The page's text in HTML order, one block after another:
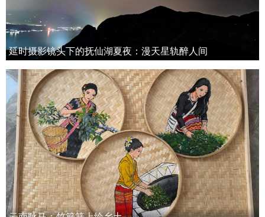
延时摄影镜头下的抚仙湖夏夜：漫天星轨醉人间